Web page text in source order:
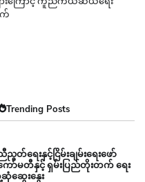
က်
Trending Posts
တ်ရေးနှင့်ငြိမ်းချမ်းရေးဖော်
ော်မတီနှင့် ရှမ်းပြည်တိုးတက် ရေး
ဆွေးနွေး